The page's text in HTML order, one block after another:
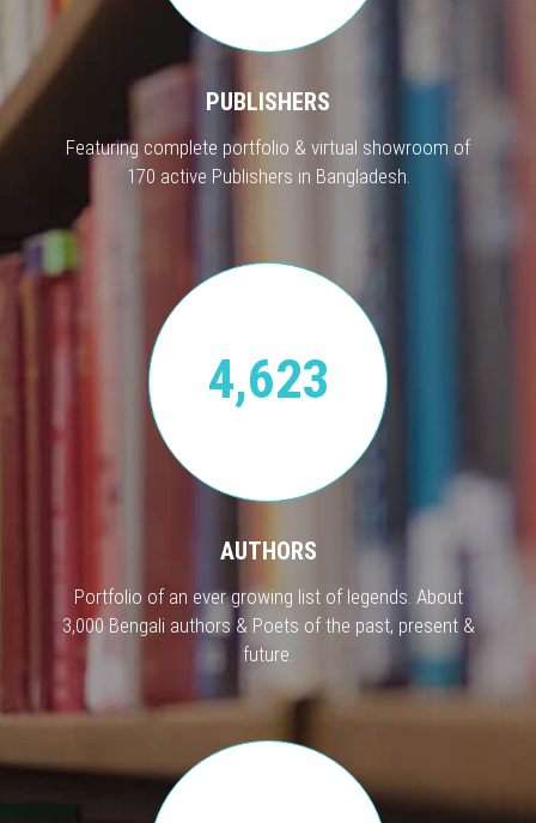
PUBLISHERS
Featuring complete portfolio & virtual showroom of
170 active Publishers in Bangladesh.
4,623
AUTHORS
Portfolio of an ever growing list of legends. About
3,000 Bengali authors & Poets of the past, present &
future.